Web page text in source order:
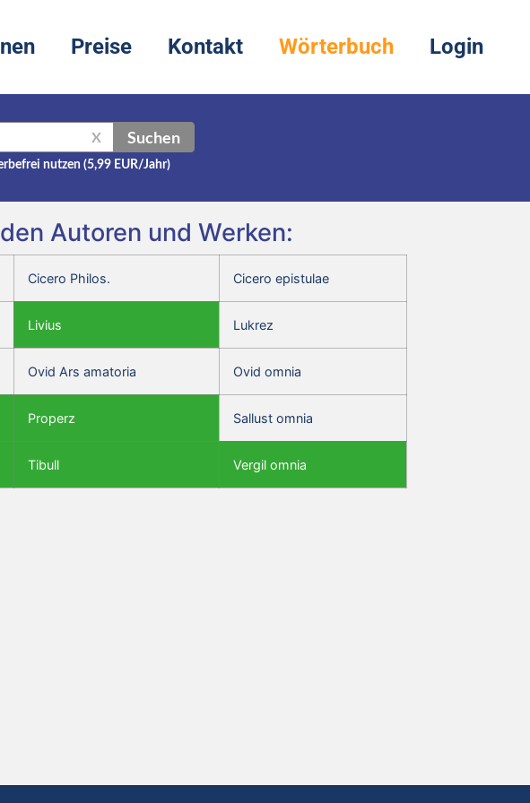
Preise Kontakt Wörterbuch Login
X Suchen
nutzen (5,99 EUR/Jahr)
Autoren und Werken:
Cicero Philos. Cicero epistulae
Livius Lukrez
Ovid Ars amatoria Ovid omnia
Properz Sallust omnia
Tibull Vergil omnia